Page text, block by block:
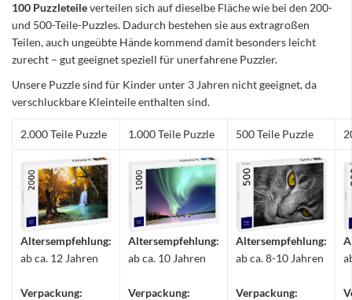
100 Puzzleteileverteilen sich auf dieselbe Fläche wie bei den 200-
und 500-Teile-Puzzles. Dadurch bestehen sie aus extragroßen
Teilen, auch ungeübte Hände kommend damit besonders leicht
zurecht – gut geeignet speziell für unerfahrene Puzzler.
Unsere Puzzle sind für Kinder unter 3 Jahren nicht geeignet, da
verschluckbare Kleinteile enthalten sind.
2.000 Teile Puzzle 1.000 Teile Puzzle 500 Teile Puzzle
Altersempfehlung:
ab ca. 12 Jahren
Verpackung:
Altersempfehlung:
ab ca. 10 Jahren
Verpackung:
Altersempfehlung:
ab ca. 8-10 Jahren
Verpackung: